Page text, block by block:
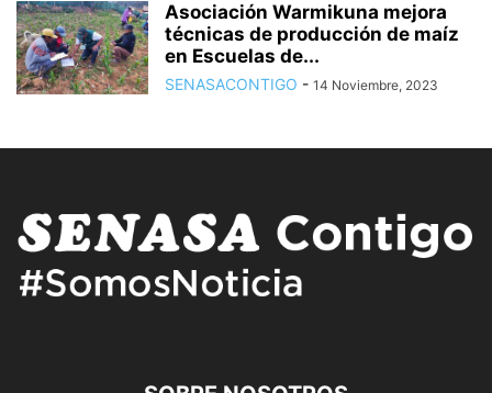
Asociación Warmikuna mejora
técnicas de producción de maíz
en Escuelas de...
SENASACONTIGO - 14 Noviembre, 2023